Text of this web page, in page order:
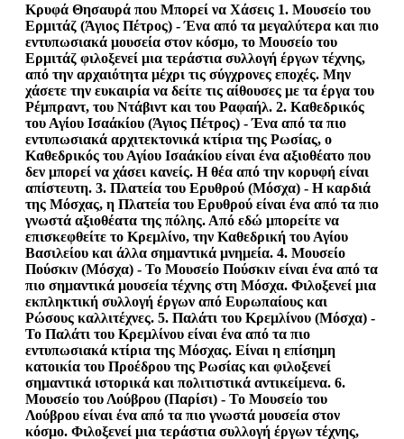
Κρυφά Θησαυρά που Μπορεί να Χάσεις 1. Μουσείο του
Ερμιτάζ (Άγιος Πέτρος) - Ένα από τα μεγαλύτερα και πιο
εντυπωσιακά μουσεία στον κόσμο, το Μουσείο του
Ερμιτάζ φιλοξενεί μια τεράστια συλλογή έργων τέχνης,
από την αρχαιότητα μέχρι τις σύγχρονες εποχές. Μην
χάσετε την ευκαιρία να δείτε τις αίθουσες με τα έργα του
Ρέμπραντ, του Ντάβιντ και του Ραφαήλ. 2. Καθεδρικός
του Αγίου Ισαάκίου (Άγιος Πέτρος) - Ένα από τα πιο
εντυπωσιακά αρχιτεκτονικά κτίρια της Ρωσίας, ο
Καθεδρικός του Αγίου Ισαάκίου είναι ένα αξιοθέατο που
δεν μπορεί να χάσει κανείς. Η θέα από την κορυφή είναι
απίστευτη. 3. Πλατεία του Ερυθρού (Μόσχα) - Η καρδιά
της Μόσχας, η Πλατεία του Ερυθρού είναι ένα από τα πιο
γνωστά αξιοθέατα της πόλης. Από εδώ μπορείτε να
επισκεφθείτε το Κρεμλίνο, την Καθεδρική του Αγίου
Βασιλείου και άλλα σημαντικά μνημεία. 4. Μουσείο
Πούσκιν (Μόσχα) - Το Μουσείο Πούσκιν είναι ένα από τα
πιο σημαντικά μουσεία τέχνης στη Μόσχα. Φιλοξενεί μια
εκπληκτική συλλογή έργων από Ευρωπαίους και
Ρώσους καλλιτέχνες. 5. Παλάτι του Κρεμλίνου (Μόσχα) -
Το Παλάτι του Κρεμλίνου είναι ένα από τα πιο
εντυπωσιακά κτίρια της Μόσχας. Είναι η επίσημη
κατοικία του Προέδρου της Ρωσίας και φιλοξενεί
σημαντικά ιστορικά και πολιτιστικά αντικείμενα. 6.
Μουσείο του Λούβρου (Παρίσι) - Το Μουσείο του
Λούβρου είναι ένα από τα πιο γνωστά μουσεία στον
κόσμο. Φιλοξενεί μια τεράστια συλλογή έργων τέχνης,